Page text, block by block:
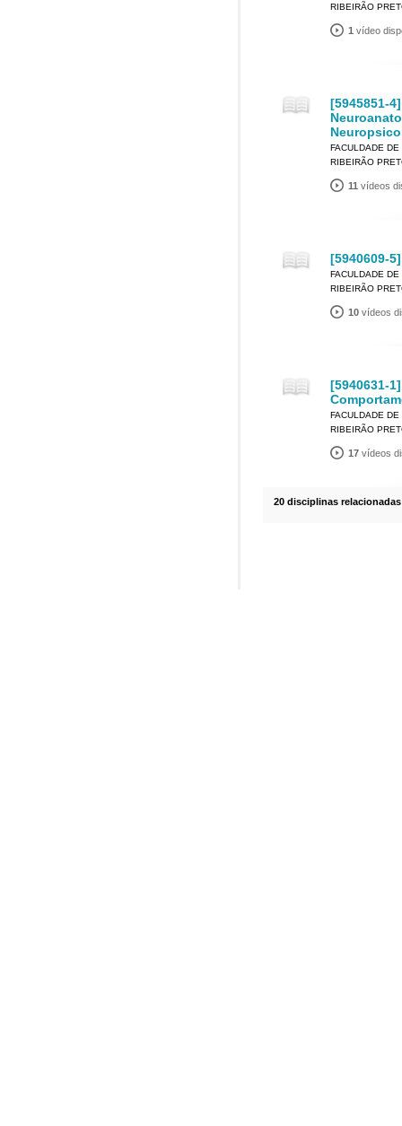
RIBEIRÃO
1 vídeo
[5945851-
FACULDADE
RIBEIRÃO
11 vídeos
[5940609-
FACULDADE
RIBEIRÃO
10 vídeos
[5940631-
FACULDADE
RIBEIRÃO
17 vídeos
20 disciplinas